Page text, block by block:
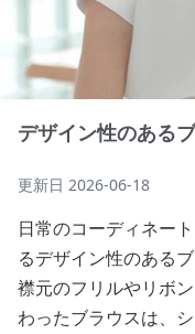
デザイン性のある
更新日 2026-06-18
日常のコーディネー
るデザイン性のあるブ
襟元のフリルやリボ
わったブラウスは、